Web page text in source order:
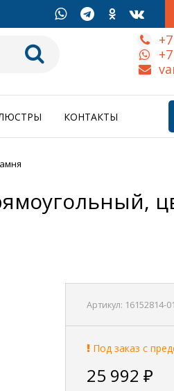
КОНТАКТЫ
Артикул: 16152814-01
Под заказ с
25 992 ₽